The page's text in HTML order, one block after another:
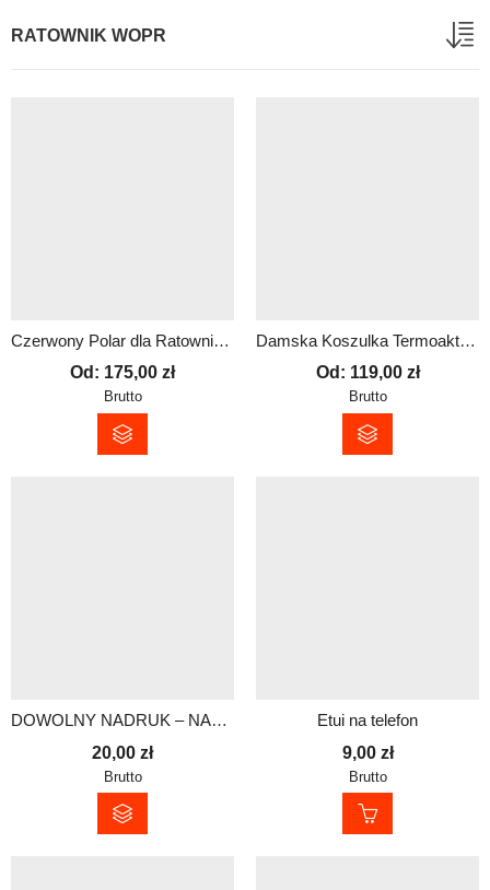
RATOWNIK WOPR
Czerwony Polar dla Ratownika z Dowolnym Nadrukiem – Wysoka Jakość i Trwałość
Od: 175,00 zł
Brutto
Damska Koszulka Termoaktywna z Nadrukiem – Antybakteryjna i Oddychająca
Od: 119,00 zł
Brutto
DOWOLNY NADRUK – NASZYWKA Z RZEPEM 10×10 cm
20,00 zł
Brutto
Etui na telefon
9,00 zł
Brutto